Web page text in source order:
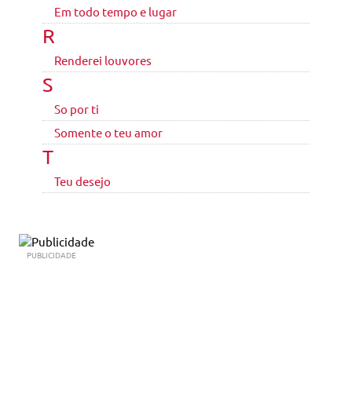
Em todo tempo e lugar
R
Renderei louvores
S
So por ti
Somente o teu amor
T
Teu desejo
PUBLICIDADE